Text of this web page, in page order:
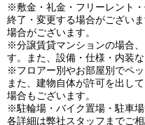
※敷金・礼金・フリーレント
終了・変更する場合がござい
場合がございます。
※分譲賃貸マンションの場合
す。また、設備・仕様・内装
※フロアー別やお部屋別でペ
また、建物自体が許可を出し
場合もございます。
※駐輪場・バイク置場・駐車場
各詳細は弊社スタッフまでご相